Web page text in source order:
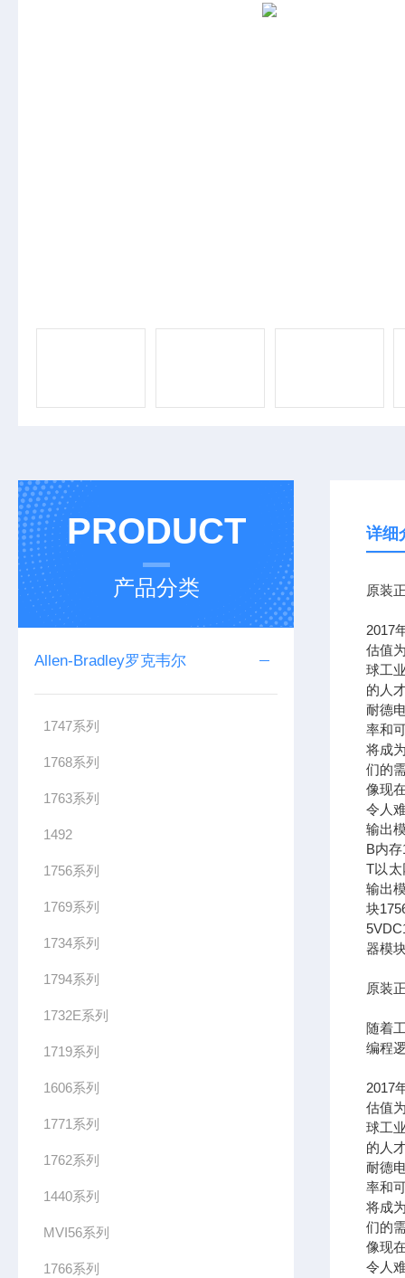
PRODUCT
产品分类
Allen-Bradley罗克韦尔
1747系列
1768系列
1763系列
1492
1756系列
1769系列
1734系列
1794系列
1732E系列
1719系列
1606系列
1771系列
1762系列
1440系列
MVI56系列
1766系列
详细
原装
2017
估值
球工
的人
耐德
率和
将成
们的
像现
令人
输出
B内
T以太
输出
块
器模
原装
随着
编程
2017
估值
球工
的人
耐德
率和
将成
们的
像现
令人